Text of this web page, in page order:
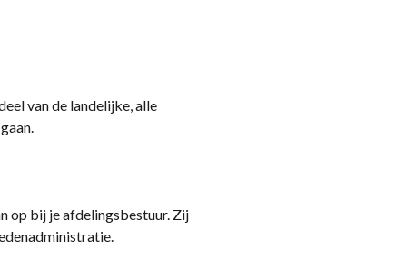
van de landelijke, alle
op bij je afdelingsbestuur. Zij